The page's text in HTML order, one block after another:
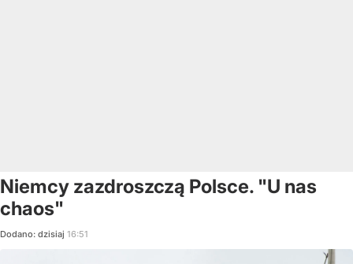
Niemcy zazdroszczą Polsce. "U nas
chaos"
Dodano: dzisiaj 16:51